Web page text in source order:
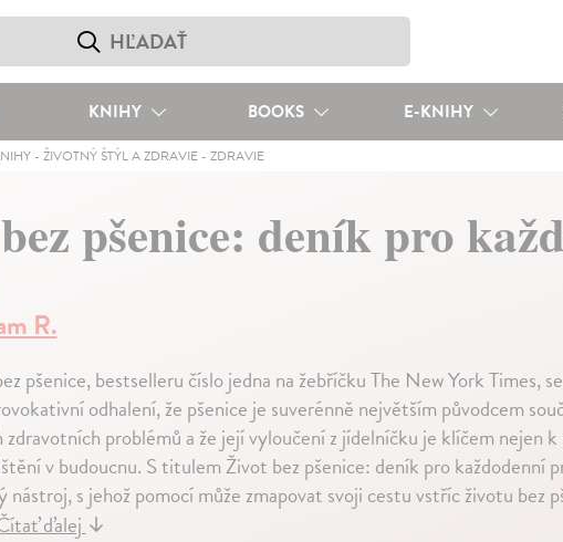
KNIHY BOOKS E-KNIHY
- ŽIVOTNÝ ŠTÝL A ZDRAVIE- ZDRAVIE
pšenice: deník pro
R.
pšenice, bestselleru číslo jedna na žebříčku The New York Times,
odhalení, že pšenice je suverénně největším původcem
zdravotních problémů a že její vyloučení z jídelníčku je klíčem nejen
v budoucnu. S titulem Život bez pšenice: deník pro každodenní
s jehož pomocí může zmapovat svoji cestu vstříc životu bez
ďalej↓